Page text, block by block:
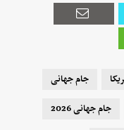
جام جهانی
جام جهانی 2026